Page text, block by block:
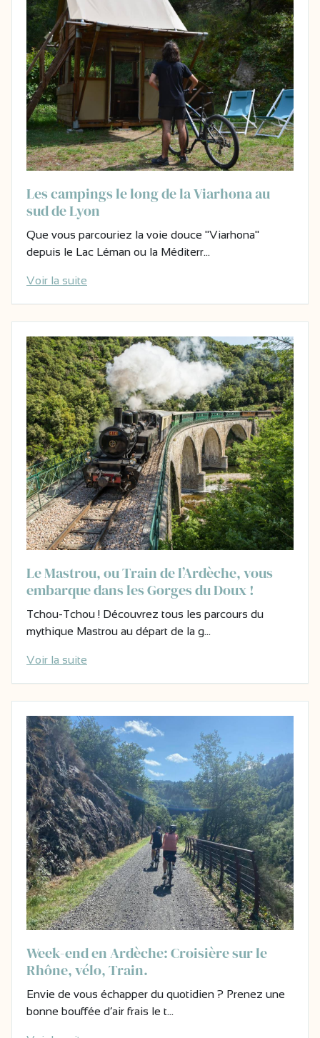
Les campings le long de la Viarhona au
sud de Lyon
Que vous parcouriez la voie douce "Viarhona"
depuis le Lac Léman ou la Méditerr…
Voir la suite
Le Mastrou, ou Train de l’Ardèche, vous
embarque dans les Gorges du Doux !
Tchou-Tchou ! Découvrez tous les parcours du
mythique Mastrou au départ de la g…
Voir la suite
Week-end en Ardèche: Croisière sur le
Rhône, vélo, Train.
Envie de vous échapper du quotidien ? Prenez une
bonne bouffée d’air frais le t…